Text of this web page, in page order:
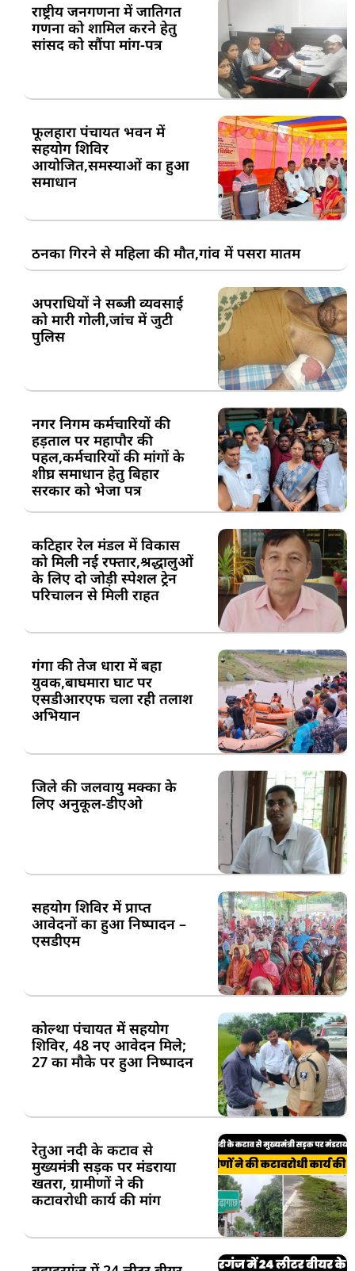
राष्ट्रीय जनगणना में जातिगत
गणना को शामिल करने हेतु
सांसद को सौंपा मांग-पत्र
फूलहारा पंचायत भवन में
सहयोग शिविर
आयोजित,समस्याओं का हुआ
समाधान
ठनका गिरने से महिला की मौत,गांव में पसरा मातम
अपराधियों ने सब्जी व्यवसाई
को मारी गोली,जांच में जुटी
पुलिस
नगर निगम कर्मचारियों की
हड़ताल पर महापौर की
पहल,कर्मचारियों की मांगों के
शीघ्र समाधान हेतु बिहार
सरकार को भेजा पत्र
कटिहार रेल मंडल में विकास
को मिली नई रफ्तार,श्रद्धालुओं
के लिए दो जोड़ी स्पेशल ट्रेन
परिचालन से मिली राहत
गंगा की तेज धारा में बहा
युवक,बाघमारा घाट पर
एसडीआरएफ चला रही तलाश
अभियान
जिले की जलवायु मक्का के
लिए अनुकूल-डीएओ
सहयोग शिविर में प्राप्त
आवेदनों का हुआ निष्पादन –
एसडीएम
कोल्था पंचायत में सहयोग
शिविर, 48 नए आवेदन मिले;
27 का मौके पर हुआ निष्पादन
रेतुआ नदी के कटाव से
मुख्यमंत्री सड़क पर मंडराया
खतरा, ग्रामीणों ने की
कटावरोधी कार्य की मांग